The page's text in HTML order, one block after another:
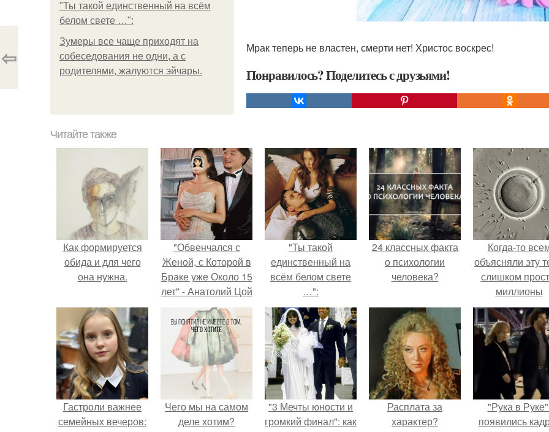
"Ты такой единственный на всём
белом свете …":
Зумеры все чаще приходят на
собеседования не одни, а с
родителями, жалуются эйчары.
Мрак теперь не властен, смерти нет! Христос воскрес!
Понравилось? Поделитесь с друзьями!
⇦
Читайте также
Как формируется
обида и для чего
она нужна.
"Обвенчался с
Женой, с Которой в
Браке уже Около 15
лет" - Анатолий Цой
удивил
поклонников
"тайной свадьбой".
"Ты такой
единственный на
всём белом свете
…":
24 классных факта
о психологии
человека?
Когда-то
объясняли эту
слишком
миллионы
бегут к цели,
побеждает
быстрый.
Гастроли важнее
семейных вечеров:
Чего мы на самом
деле хотим?
"3 Мечты юности и
громкий финал": как
Расплата за
характер?
"Рука в
появились